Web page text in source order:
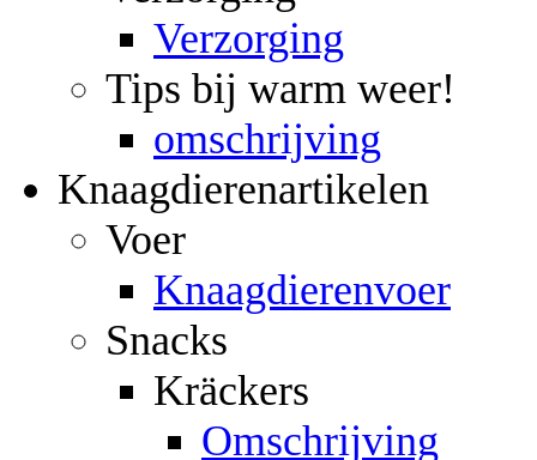
Verzorging
Tips bij warm weer!
omschrijving
Knaagdierenartikelen
Voer
Knaagdierenvoer
Snacks
Kräckers
Omschrijving